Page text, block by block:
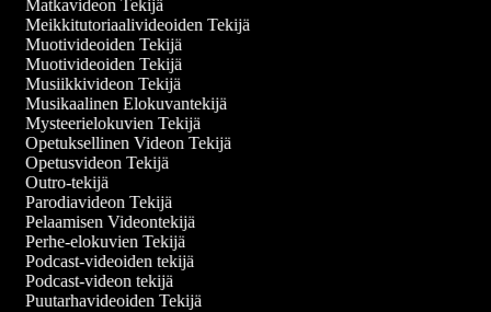
Matkavideon Tekijä
Meikkitutoriaalivideoiden Tekijä
Muotivideoiden Tekijä
Muotivideoiden Tekijä
Musiikkivideon Tekijä
Musikaalinen Elokuvantekijä
Mysteerielokuvien Tekijä
Opetuksellinen Videon Tekijä
Opetusvideon Tekijä
Outro-tekijä
Parodiavideon Tekijä
Pelaamisen Videontekijä
Perhe-elokuvien Tekijä
Podcast-videoiden tekijä
Podcast-videon tekijä
Puutarhavideoiden Tekijä